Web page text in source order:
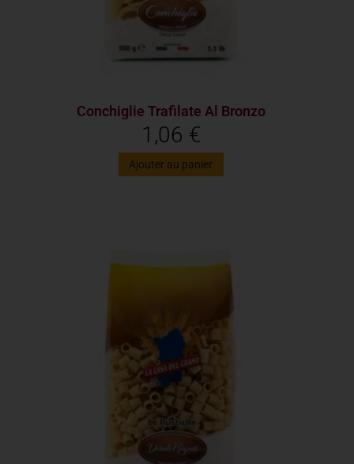
Conchiglie Trafilate Al Bronzo
1,06 €
Ajouter au panier